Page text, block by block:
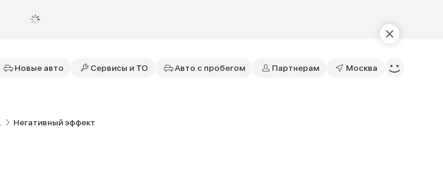
Новые авто Сервисы и ТО Авто с пробегом Партнерам Москва
Негативный эффект